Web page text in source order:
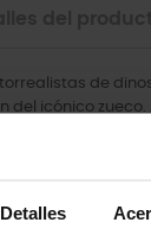
Detalles
de
del icónico zueco.
y los colores
Croslite™ los